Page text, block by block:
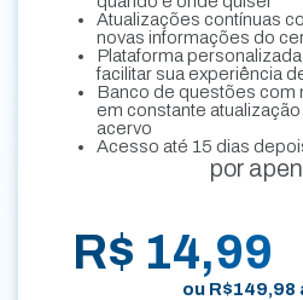
Atualizações contínuas
novas informações do
Plataforma
facilitar sua experiência
Banco de questões com
em constante
acervo
Acesso até 15 dias
por
R$ 14,99
ou R$149,98